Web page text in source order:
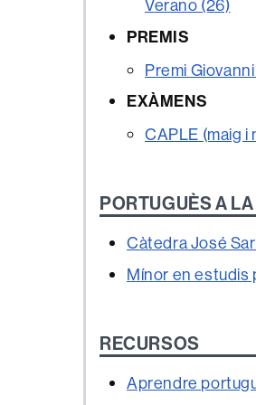
Verano (26)
PREMIS
Premi
EXÀMENS
CAPLE (maig i
PORTUGUÈS A
Càtedra José
Mínor en estudis
RECURSOS
Aprendre